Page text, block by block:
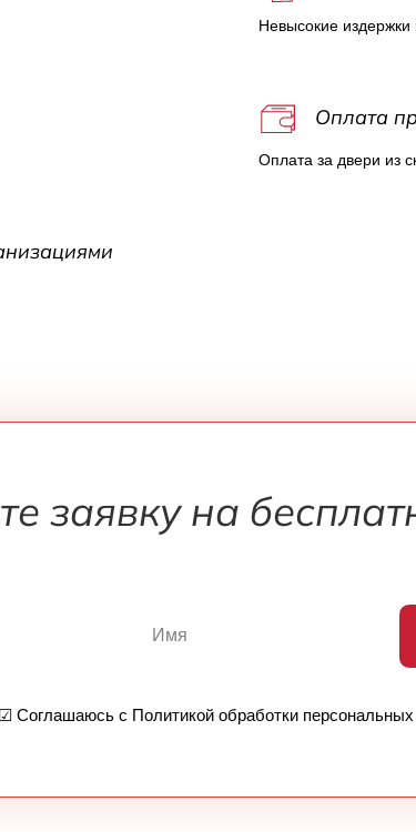
Невысокие
Оплата
Оплата за двери из
заявку на
☑ Соглашаюсь с Политикой обработки